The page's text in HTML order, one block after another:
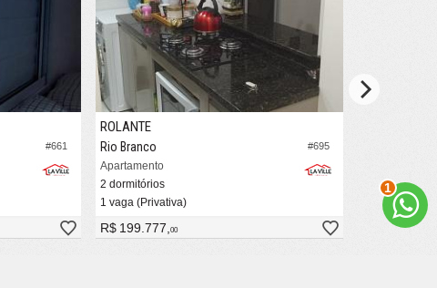
#661 #695
ROLANTE
Rio Branco
Apartamento
2 dormitórios
1 vaga (Privativa)
R$ 199.777, 00
2 dormitórios
1 vaga
R$ 174.990,
2